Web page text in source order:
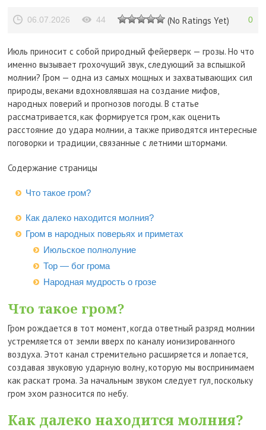
06.07.2026 44 (No Ratings Yet) 0
Июль приносит с собой природный фейерверк — грозы. Но что
именно вызывает грохочущий звук, следующий за вспышкой
молнии? Гром — одна из самых мощных и захватывающих сил
природы, веками вдохновлявшая на создание мифов,
народных поверий и прогнозов погоды. В статье
рассматривается, как формируется гром, как оценить
расстояние до удара молнии, а также приводятся интересные
поговорки и традиции, связанные с летними штормами.
Содержание страницы
Что такое гром?
Как далеко находится молния?
Гром в народных поверьях и приметах
Июльское полнолуние
Тор — бог грома
Народная мудрость о грозе
Что такое гром?
Гром рождается в тот момент, когда ответный разряд молнии
устремляется от земли вверх по каналу ионизированного
воздуха. Этот канал стремительно расширяется и лопается,
создавая звуковую ударную волну, которую мы воспринимаем
как раскат грома. За начальным звуком следует гул, поскольку
гром эхом разносится по небу.
Как далеко находится молния?